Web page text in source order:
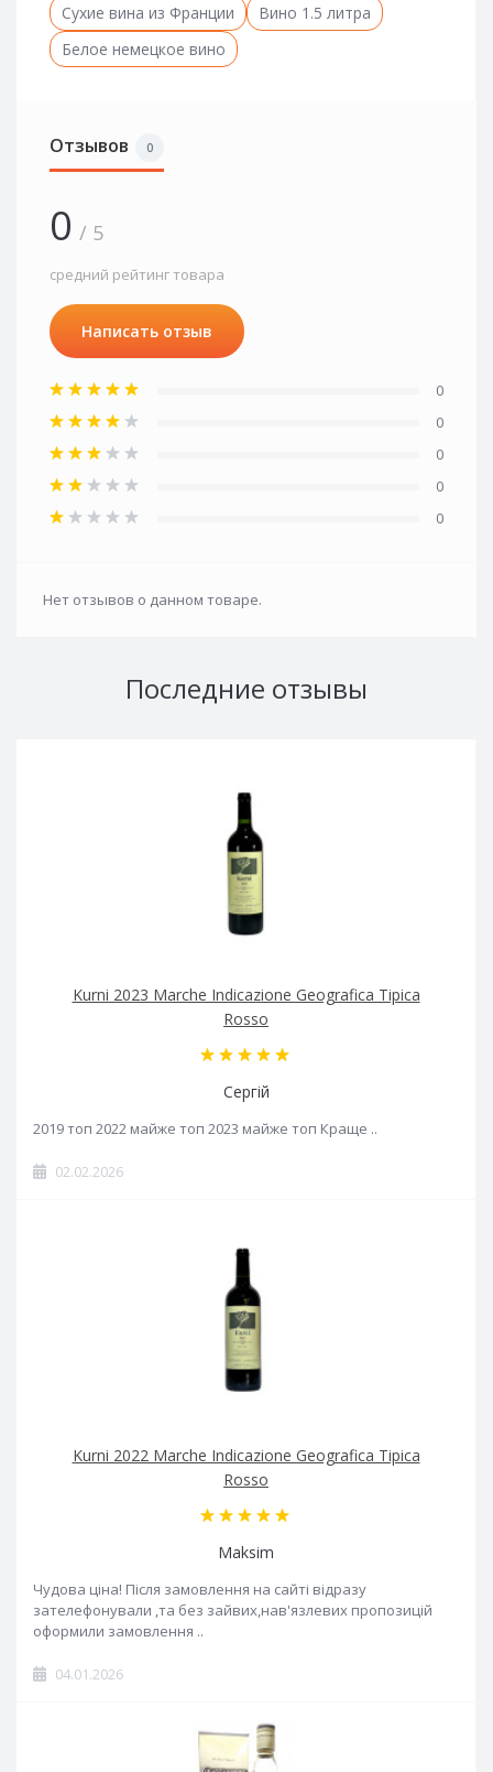
Сухие вина из Франции
Вино 1.5 литра
Белое немецкое вино
Отзывов 0
0 / 5
средний рейтинг товара
Написать отзыв
0
0
0
0
0
Нет отзывов о данном товаре.
Последние отзывы
Kurni 2023 Marche Indicazione Geografica Tipica
Rosso
Сергій
2019 топ 2022 майже топ 2023 майже топ Краще ..
02.02.2026
Kurni 2022 Marche Indicazione Geografica Tipica
Rosso
Maksim
Чудова ціна! Після замовлення на сайті відразу
зателефонували ,та без зайвих,нав'язлевих пропозицій
оформили замовлення ..
04.01.2026